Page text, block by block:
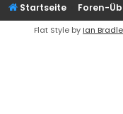
Startseite Foren-
Flat Style by Ian